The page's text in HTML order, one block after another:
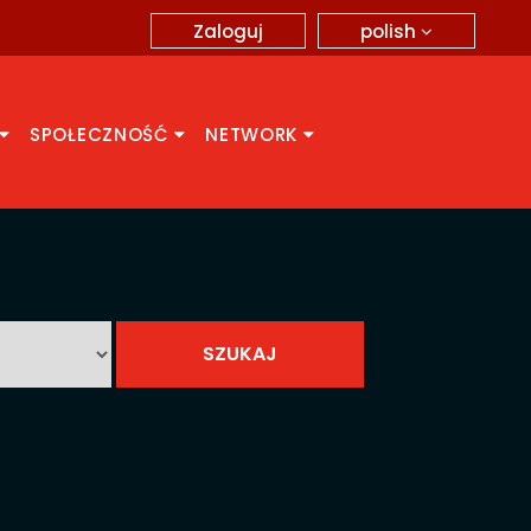
polish
Zaloguj
SPOŁECZNOŚĆ NETWORK